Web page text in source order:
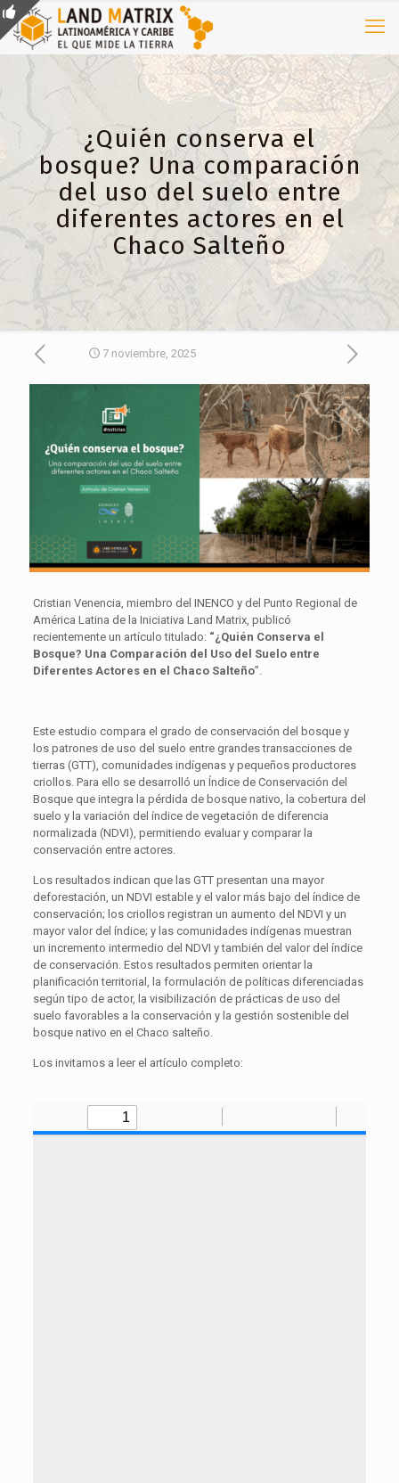
¿Quién conserva el
bosque? Una comparación
del uso del suelo entre
diferentes actores en el
Chaco Salteño
7 noviembre, 2025
Cristian Venencia, miembro del INENCO y del Punto Regional de
América Latina de la Iniciativa Land Matrix, publicó
recientemente un artículo titulado: “¿Quién Conserva el
Bosque? Una Comparación del Uso del Suelo entre
Diferentes Actores en el Chaco Salteño”.
Este estudio compara el grado de conservación del bosque y
los patrones de uso del suelo entre grandes transacciones de
tierras (GTT), comunidades indígenas y pequeños productores
criollos. Para ello se desarrolló un Índice de Conservación del
Bosque que integra la pérdida de bosque nativo, la cobertura del
suelo y la variación del índice de vegetación de diferencia
normalizada (NDVI), permitiendo evaluar y comparar la
conservación entre actores.
Los resultados indican que las GTT presentan una mayor
deforestación, un NDVI estable y el valor más bajo del índice de
conservación; los criollos registran un aumento del NDVI y un
mayor valor del índice; y las comunidades indígenas muestran
un incremento intermedio del NDVI y también del valor del índice
de conservación. Estos resultados permiten orientar la
planificación territorial, la formulación de políticas diferenciadas
según tipo de actor, la visibilización de prácticas de uso del
suelo favorables a la conservación y la gestión sostenible del
bosque nativo en el Chaco salteño.
Los invitamos a leer el artículo completo: